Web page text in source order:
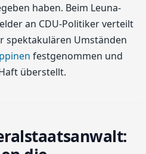
haben. Beim Leuna-
an CDU-Politiker verteilt
spektakulären Umständen
festgenommen und
überstellt.